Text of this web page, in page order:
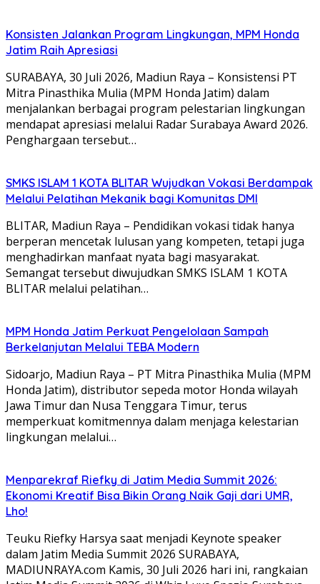
Konsisten Jalankan Program Lingkungan, MPM Honda
Jatim Raih Apresiasi
SURABAYA, 30 Juli 2026, Madiun Raya – Konsistensi PT
Mitra Pinasthika Mulia (MPM Honda Jatim) dalam
menjalankan berbagai program pelestarian lingkungan
mendapat apresiasi melalui Radar Surabaya Award 2026.
Penghargaan tersebut…
SMKS ISLAM 1 KOTA BLITAR Wujudkan Vokasi Berdampak
Melalui Pelatihan Mekanik bagi Komunitas DMI
BLITAR, Madiun Raya – Pendidikan vokasi tidak hanya
berperan mencetak lulusan yang kompeten, tetapi juga
menghadirkan manfaat nyata bagi masyarakat.
Semangat tersebut diwujudkan SMKS ISLAM 1 KOTA
BLITAR melalui pelatihan…
MPM Honda Jatim Perkuat Pengelolaan Sampah
Berkelanjutan Melalui TEBA Modern
Sidoarjo, Madiun Raya – PT Mitra Pinasthika Mulia (MPM
Honda Jatim), distributor sepeda motor Honda wilayah
Jawa Timur dan Nusa Tenggara Timur, terus
memperkuat komitmennya dalam menjaga kelestarian
lingkungan melalui…
Menparekraf Riefky di Jatim Media Summit 2026:
Ekonomi Kreatif Bisa Bikin Orang Naik Gaji dari UMR,
Lho!
Teuku Riefky Harsya saat menjadi Keynote speaker
dalam Jatim Media Summit 2026 SURABAYA,
MADIUNRAYA.com Kamis, 30 Juli 2026 hari ini, rangkaian